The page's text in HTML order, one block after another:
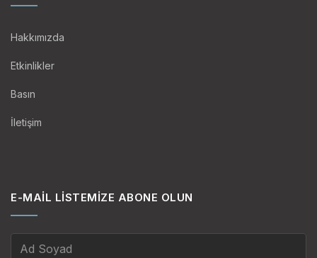
Hakkımızda
Etkinlikler
Basın
İletişim
E-MAIL LISTEMIZE ABONE OLUN